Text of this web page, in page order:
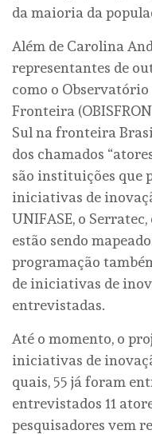
da maioria da
Além de Carolina
representantes de
como o Observatório
Fronteira
Sul na fronteira
dos chamados
são instituições que
iniciativas de
UNIFASE, o
estão sendo
programação
de iniciativas de
entrevistadas.
Até o momento, o
iniciativas de
quais, 55 já foram
entrevistados 11
pesquisadores vem